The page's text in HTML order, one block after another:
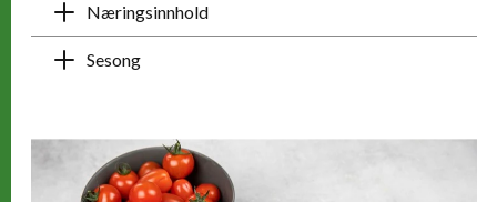
Næringsinnhold
Sesong
Relaterte artikler